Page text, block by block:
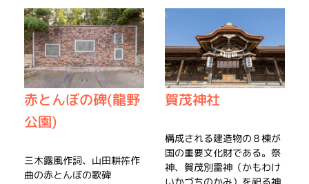
赤とんぼの碑(龍野
公園)
三木露風作詞、山田耕筰作
曲の赤とんぼの歌碑
賀茂神社
構成される建造物の８棟が
国の重要文化財である。祭
神、賀茂別雷神（かもわけ